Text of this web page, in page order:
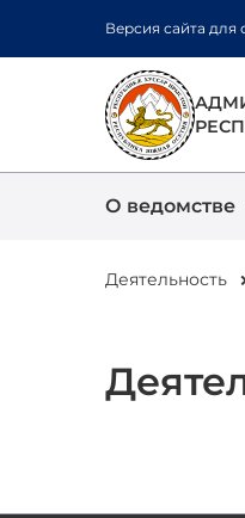
содержанию
Версия сайта
О ведомстве
Деятельность